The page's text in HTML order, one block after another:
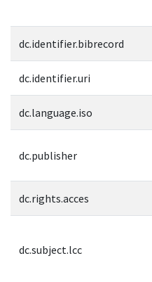
dc.identifier.bibrecord
dc.identifier.uri
dc.language.iso
dc.publisher
dc.rights.acces
dc.subject.lcc